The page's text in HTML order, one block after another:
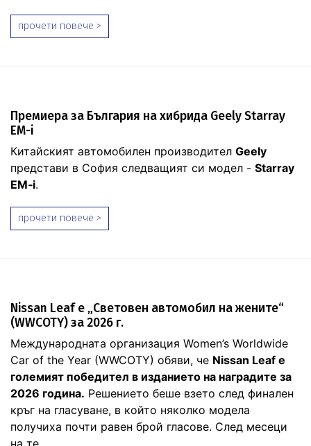
прочети повече >
Премиера за България на хибрида Geely Starray
EM-i
Китайският автомобилен производител Geely
представи в София следващият си модел - Starray
EM‑i.
прочети повече >
Nissan Leaf е „Световен автомобил на жените“
(WWCOTY) за 2026 г.
Международната организация Women’s Worldwide
Car of the Year (WWCOTY) обяви, че Nissan Leaf е
големият победител в изданието на наградите за
2026 година. Решението беше взето след финален
кръг на гласуване, в който няколко модела
получиха почти равен брой гласове. След месеци
на те